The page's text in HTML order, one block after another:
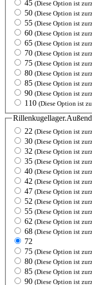
45 (Diese Option ist
50 (Diese Option ist
55 (Diese Option ist
60 (Diese Option ist
65 (Diese Option ist
70 (Diese Option ist
75 (Diese Option ist
80 (Diese Option ist
85 (Diese Option ist
90 (Diese Option ist
110 (Diese Option ist
22 (Diese Option ist
30 (Diese Option ist
32 (Diese Option ist
35 (Diese Option ist
40 (Diese Option ist
42 (Diese Option ist
47 (Diese Option ist
52 (Diese Option ist
55 (Diese Option ist
62 (Diese Option ist
68 (Diese Option ist
72
75 (Diese Option ist
80 (Diese Option ist
85 (Diese Option ist
90 (Diese Option ist